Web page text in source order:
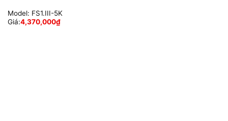
Model: FS1.III-5K
Giá:4,370,000₫